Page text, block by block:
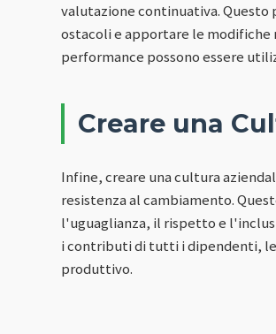
valutazione continuativa.
ostacoli e apportare le modifiche
performance possono essere
Creare una
Infine, creare una cultura
resistenza al cambiamento.
l'uguaglianza, il rispetto e
i contributi di tutti i dipendenti, le
produttivo.